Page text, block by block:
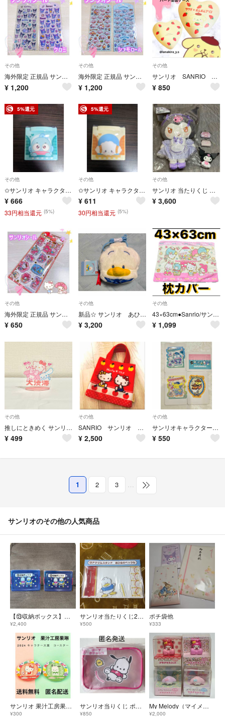
その他
海外限定 正規品 サンリオ フェルトシール ステッカー 2枚セット クロミ
¥ 1,200
その他
海外限定 正規品 サンリオ フェルトシール ステッカー 2枚セット シナモロール
¥ 1,200
その他
サンリオ SANRIO サクマ コラボ ポムポムプリン ハート型 缶ケース レア
¥ 850
5%還元
その他
✩サンリオ キャラクターズ キューケース 3 ハンギョドン
¥ 666
33円相当還元 (5%)
5%還元
その他
✩サンリオ キャラクターズ キューケース 3 こぎみゅん
¥ 611
30円相当還元 (5%)
その他
サンリオ 当たりくじ ②ぬいぐるみ PUがまぐち SOFVIMATES クロミ
¥ 3,600
その他
海外限定 正規品 サンリオ ウォーター シール ステッカー デコ コラージュ ②
¥ 650
その他
新品☆ サンリオ あひるのぺっクルのフェイス形ポシェット
¥ 3,200
その他
43×63cm●Sanrio/サンリオキャラクターズ●枕カバー
¥ 1,099
その他
推しにときめく サンリオキャラクターズ アクリルスタンド かわいいが大渋滞 即日発送
¥ 499
その他
SANRIO サンリオ ハローキティ 平成レトロ レア ミニ バッグ ミミィ
¥ 2,500
その他
サンリオキャラクターズ クッキーシール4
¥ 550
1 2 3 …
サンリオのその他の人気商品
【⑬収納ボックス】ポチャッコ あひるのペックル当りくじ ２点セット
¥2,400
サンリオ当たりくじ2024 あひるのペックル当たりくじ アクリルスタンド
¥500
ポチ袋他
¥333
サンリオ 果汁工房果琳 2024 キャラクター大賞 コースター
¥300
サンリオ当りくじ ポチャッコペックル ポーチ【ポチャッコ】
¥850
My Melody（マイメロディ） プラグマスコット 全4種類 4個セット
¥2,000